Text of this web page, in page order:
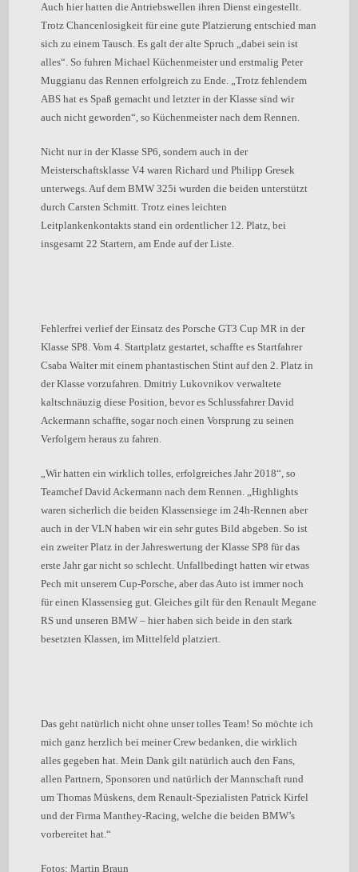
Auch hier hatten die Antriebswellen ihren Dienst eingestellt.
Trotz Chancenlosigkeit für eine gute Platzierung entschied man
sich zu einem Tausch. Es galt der alte Spruch „dabei sein ist
alles“. So fuhren Michael Küchenmeister und erstmalig Peter
Muggianu das Rennen erfolgreich zu Ende. „Trotz fehlendem
ABS hat es Spaß gemacht und letzter in der Klasse sind wir
auch nicht geworden“, so Küchenmeister nach dem Rennen.
Nicht nur in der Klasse SP6, sondern auch in der
Meisterschaftsklasse V4 waren Richard und Philipp Gresek
unterwegs. Auf dem BMW 325i wurden die beiden unterstützt
durch Carsten Schmitt. Trotz eines leichten
Leitplankenkontakts stand ein ordentlicher 12. Platz, bei
insgesamt 22 Startern, am Ende auf der Liste.
Fehlerfrei verlief der Einsatz des Porsche GT3 Cup MR in der
Klasse SP8. Vom 4. Startplatz gestartet, schaffte es Startfahrer
Csaba Walter mit einem phantastischen Stint auf den 2. Platz in
der Klasse vorzufahren. Dmitriy Lukovnikov verwaltete
kaltschnäuzig diese Position, bevor es Schlussfahrer David
Ackermann schaffte, sogar noch einen Vorsprung zu seinen
Verfolgern heraus zu fahren.
„Wir hatten ein wirklich tolles, erfolgreiches Jahr 2018“, so
Teamchef David Ackermann nach dem Rennen. „Highlights
waren sicherlich die beiden Klassensiege im 24h-Rennen aber
auch in der VLN haben wir ein sehr gutes Bild abgeben. So ist
ein zweiter Platz in der Jahreswertung der Klasse SP8 für das
erste Jahr gar nicht so schlecht. Unfallbedingt hatten wir etwas
Pech mit unserem Cup-Porsche, aber das Auto ist immer noch
für einen Klassensieg gut. Gleiches gilt für den Renault Megane
RS und unseren BMW – hier haben sich beide in den stark
besetzten Klassen, im Mittelfeld platziert.
Das geht natürlich nicht ohne unser tolles Team! So möchte ich
mich ganz herzlich bei meiner Crew bedanken, die wirklich
alles gegeben hat. Mein Dank gilt natürlich auch den Fans,
allen Partnern, Sponsoren und natürlich der Mannschaft rund
um Thomas Müskens, dem Renault-Spezialisten Patrick Kirfel
und der Firma Manthey-Racing, welche die beiden BMW’s
vorbereitet hat.“
Fotos: Martin Braun